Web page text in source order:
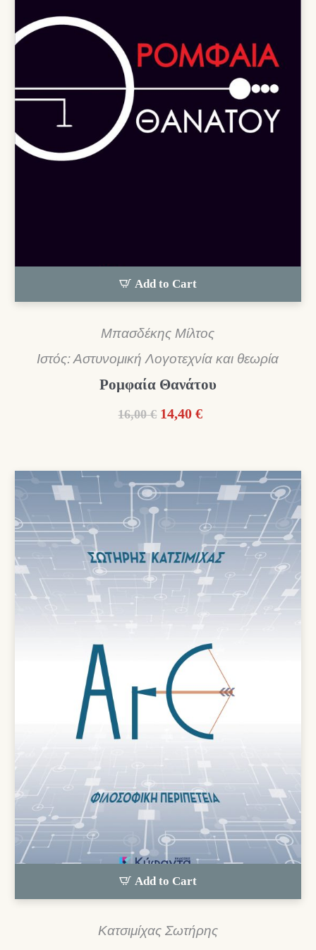
Add to Cart
Μπασδέκης Μίλτος
Ιστός: Αστυνομική Λογοτεχνία και θεωρία
Ρομφαία Θανάτου
16,00 € Original
16,00 €.
14,40 €Η
είναι:
14,40 €.
Add to Cart
Κατσιμίχας Σωτήρης